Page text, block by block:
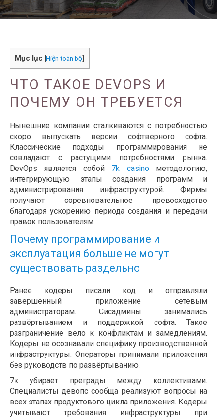
Mục lục [Hiện toàn bộ]
ЧТО ТАКОЕ DEVOPS И
ПОЧЕМУ ОН ТРЕБУЕТСЯ
Нынешние компании сталкиваются с потребностью
скоро выпускать версии софтверного софта.
Классические подходы программирования не
совладают с растущими потребностями рынка.
DevOps является собой 7k casinoметодологию,
интегрирующую этапы создания программ и
администрирования инфраструктурой. Фирмы
получают соревновательное превосходство
благодаря ускорению периода создания и передачи
правок пользователям.
Почему программирование и
эксплуатация больше не могут
существовать раздельно
Ранее кодеры писали код и отправляли
завершённый приложение сетевым
администраторам. Сисадмины занимались
развёртыванием и поддержкой софта. Такое
разграничение вело к конфликтам и замедлениям.
Кодеры не осознавали специфику производственной
инфраструктуры. Операторы принимали приложения
без руководств по развёртыванию.
7к убирает преграды между коллективами.
Специалисты девопс сообща реализуют вопросы на
всех этапах продуктового цикла приложения. Кодеры
учитывают требования инфраструктуры при